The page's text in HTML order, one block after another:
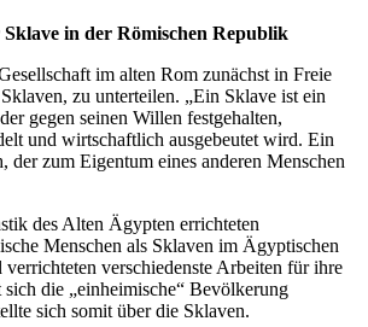
in der Römischen Republik
im alten Rom zunächst in Freie
zu unterteilen. „Ein Sklave ist ein
gegen seinen Willen festgehalten,
und wirtschaftlich ausgebeutet wird. Ein
der zum Eigentum eines anderen Menschen
des Alten Ägypten errichteten
Menschen als Sklaven im Ägyptischen
verschiedenste Arbeiten für ihre
die „einheimische“ Bevölkerung
sich somit über die Sklaven.